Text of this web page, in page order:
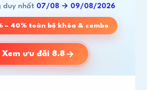
duy nhất 07/08 → 09/08/2026
– 40% toàn bộ khóa & combo
Xem ưu đãi 8.8